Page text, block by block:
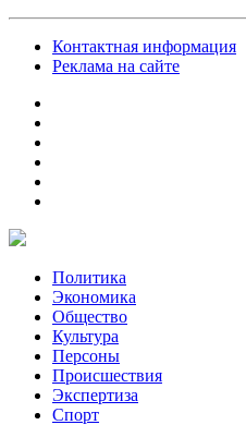
Контактная информация
Реклама на сайте
Политика
Экономика
Общество
Культура
Персоны
Происшествия
Экспертиза
Спорт